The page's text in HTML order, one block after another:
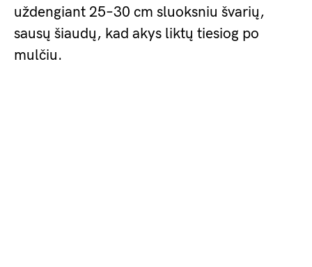
uždengiant 25–30 cm sluoksniu švarių,
sausų šiaudų, kad akys liktų tiesiog po
mulčiu.